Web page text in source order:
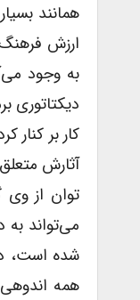
همانند
ارزش
به وجود
دیکتاتوری
کار بر کنار
آثارش
توان از وی
می‌تواند به
شده است،
همه